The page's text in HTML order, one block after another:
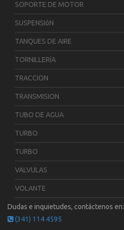
SOPORTE DE MOTOR
SUSPENSIóN
TANQUES DE AIRE
TORNILLERíA
TRACCION
TRANSMISION
TUBO DE AGUA
TURBO
TURBO
VALVULAS
VOLANTE
Dudas e inquietudes, contáctenos en:
(341) 114 4595